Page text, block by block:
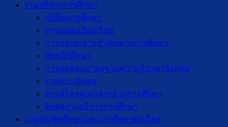
งานบริการการศึกษา
ปฎิทินการศึกษา
การลงทะเบียนเรียน
การขอเอกสารสำคัญทางการศึกษา
บัตรนักศึกษา
การทดสอบมาตรฐานความรู้ภาษาอังกฤษ
งานประเมินผล
ดาวน์โหลดเอกสารด้านการศึกษา
ติดต่องานบริการการศึกษา
งานบัณฑิตศึกษาเเละการศึกษาต่อเนื่อง